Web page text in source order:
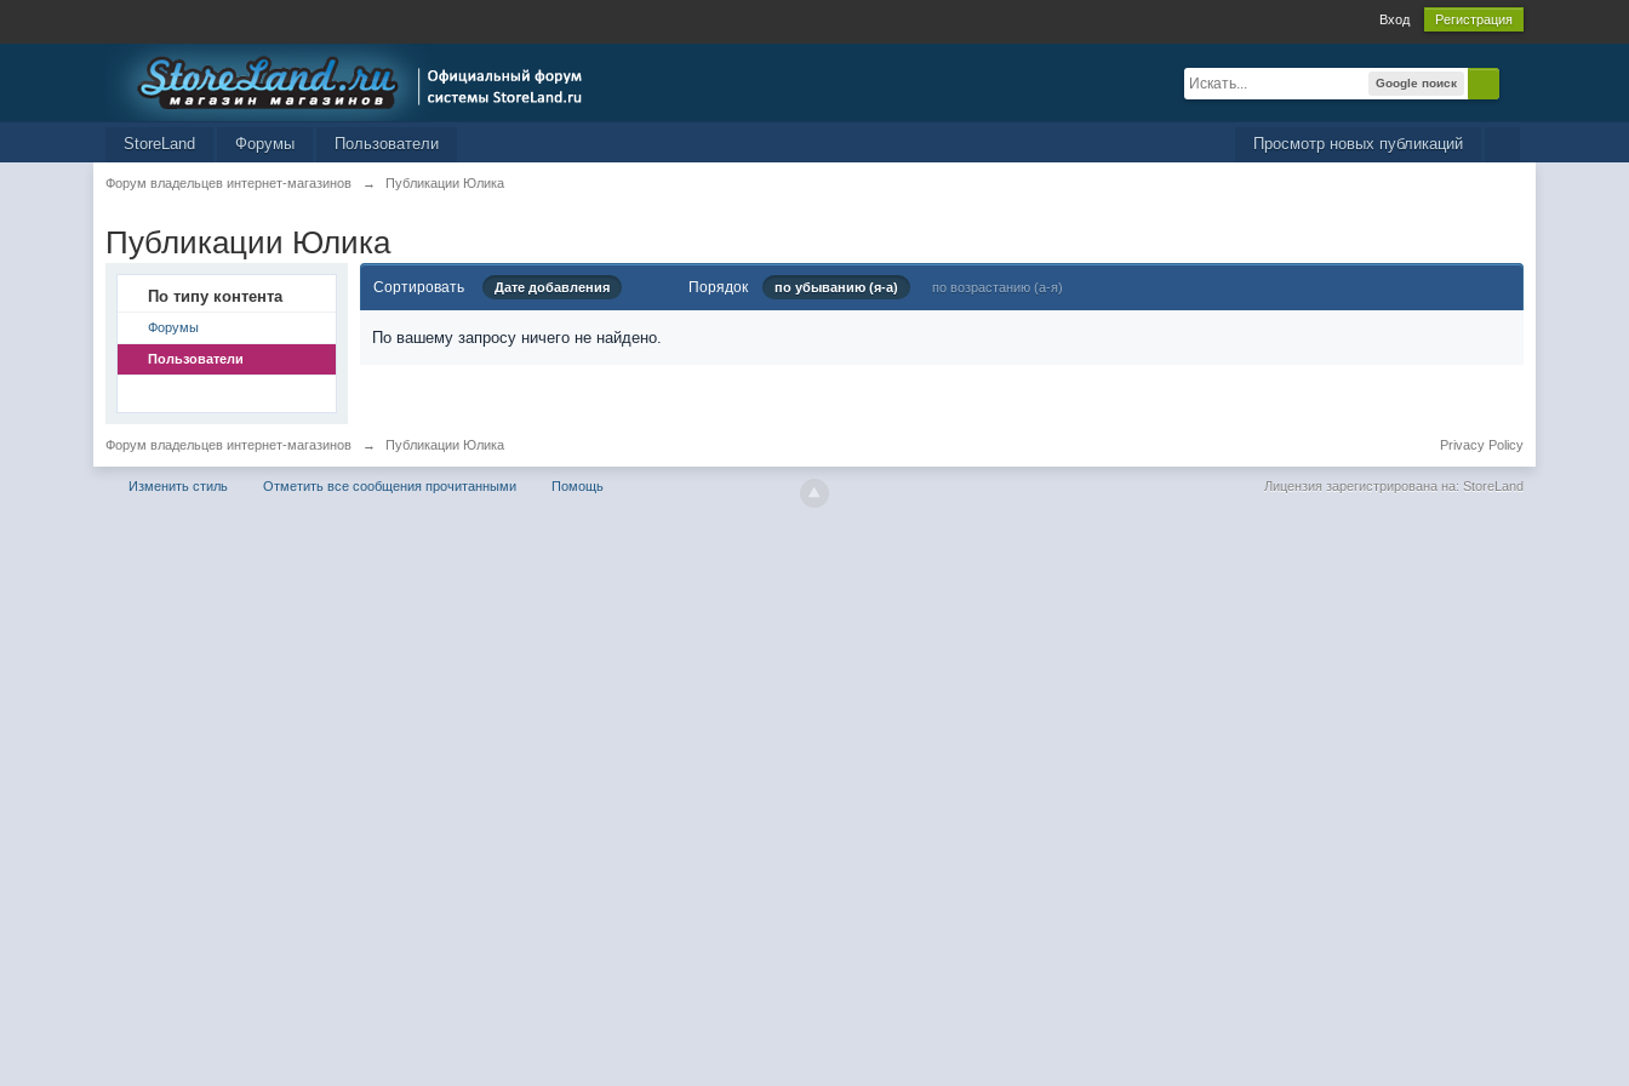
Вход Регистрация
Google поиск
Просмотр новых публикаций
StoreLand Форумы Пользователи
Форум владельцев интернет-магазинов → Публикации Юлика
Публикации Юлика
По типу контента
Форумы
Пользователи
Сортировать Дате добавления Порядок по убыванию (я-а) по возрастанию (а-я)
По вашему запросу ничего не найдено.
Форум владельцев интернет-магазинов → Публикации Юлика Privacy Policy
Изменить стиль Отметить все сообщения прочитанными Помощь Лицензия зарегистрирована на: StoreLand